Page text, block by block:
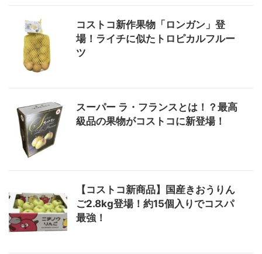
コストコ新作果物「ロンガン」登
場！ライチに似たトロピカルフルー
ツ
スーパー ラ・フランスとは！？最高
級品の果物がコストコに新登場！
【コストコ新商品】国産きおうりん
ご2.8kg登場！約15個入りでコスパ
最強！